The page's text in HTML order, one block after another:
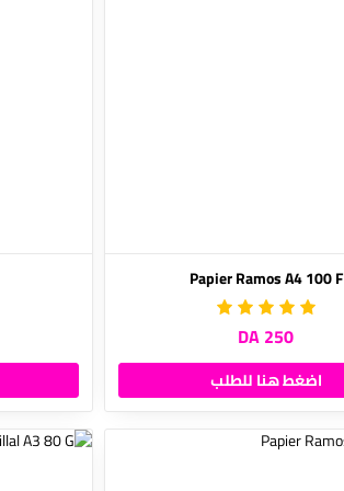
Papier Ramos A4 100 F
250 DA
اضغط هنا للطلب